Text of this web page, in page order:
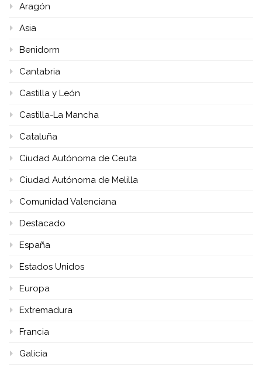
Aragón
Asia
Benidorm
Cantabria
Castilla y León
Castilla-La Mancha
Cataluña
Ciudad Autónoma de Ceuta
Ciudad Autónoma de Melilla
Comunidad Valenciana
Destacado
España
Estados Unidos
Europa
Extremadura
Francia
Galicia